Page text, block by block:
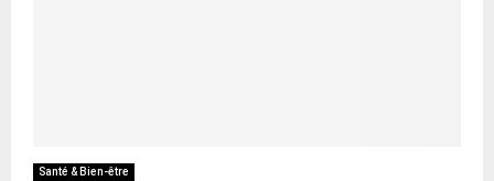
Santé & Bien-être